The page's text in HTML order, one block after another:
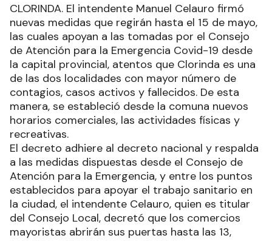
CLORINDA. El intendente Manuel Celauro firmó
nuevas medidas que regirán hasta el 15 de mayo,
las cuales apoyan a las tomadas por el Consejo
de Atención para la Emergencia Covid-19 desde
la capital provincial, atentos que Clorinda es una
de las dos localidades con mayor número de
contagios, casos activos y fallecidos. De esta
manera, se estableció desde la comuna nuevos
horarios comerciales, las actividades físicas y
recreativas.
El decreto adhiere al decreto nacional y respalda
a las medidas dispuestas desde el Consejo de
Atención para la Emergencia, y entre los puntos
establecidos para apoyar el trabajo sanitario en
la ciudad, el intendente Celauro, quien es titular
del Consejo Local, decretó que los comercios
mayoristas abrirán sus puertas hasta las 13,